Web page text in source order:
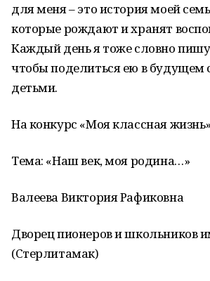
для меня – это история моей
которые рождают и хранят
Каждый день я тоже словно
чтобы поделиться ею в будущем
детьми.
На конкурс «Моя классная жизнь»
Тема: «Наш век, моя родина…»
Валеева Виктория Рафиковна
Дворец пионеров и школьников
(Стерлитамак)